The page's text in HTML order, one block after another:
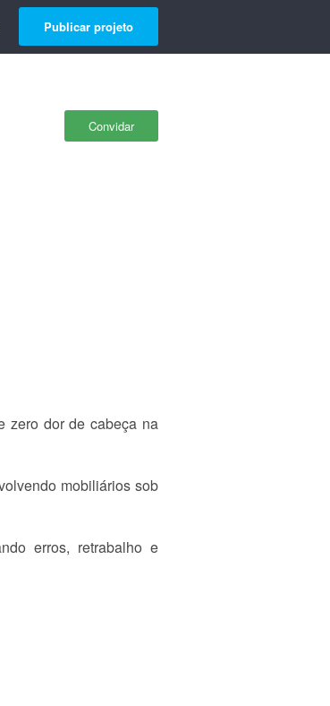
Publicar projeto
Convidar
zero dor de cabeça na
mobiliários sob
erros, retrabalho e